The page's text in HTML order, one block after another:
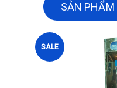
SẢN PHẨM
SALE